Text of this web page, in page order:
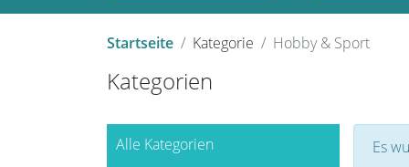
Startseite Kategorie Hobby & Sport
Kategorien
Alle Kategorien
Es